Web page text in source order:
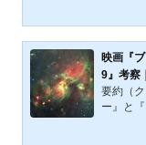
世に生
れるの
必然的
や目的
映画『
9』考察
要約（
ー』と